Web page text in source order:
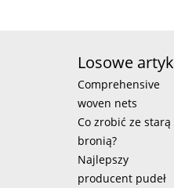
Losowe
Comprehensive
woven nets
Co zrobić ze starą
bronią?
Najlepszy
producent pudeł